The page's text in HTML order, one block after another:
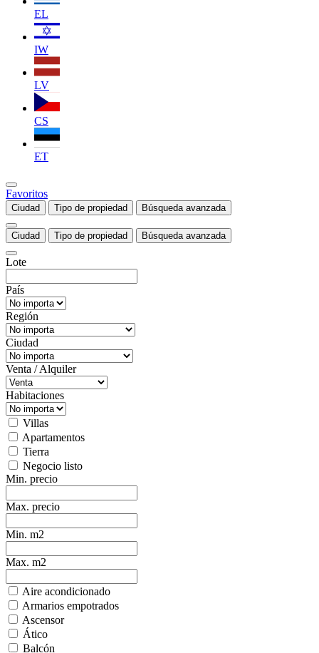
EL
IW
LV
CS
ET
Favoritos
Ciudad Tipo de propiedad Búsqueda avanzada
Ciudad Tipo de propiedad Búsqueda avanzada
Lote
País
Región
Ciudad
Venta / Alquiler
Habitaciones
Villas
Apartamentos
Tierra
Negocio listo
Min. precio
Max. precio
Min. m2
Max. m2
Aire acondicionado
Armarios empotrados
Ascensor
Ático
Balcón